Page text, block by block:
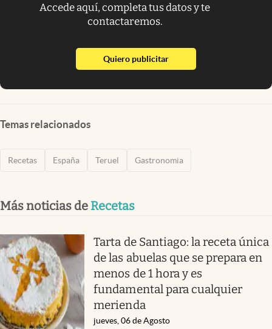
Accede aquí, completa tus datos y te
contactaremos.
Quiero publicitarabre en nueva pestaña
Temas relacionados
Recetas España Teruel Gastronomia
Más noticias de Recetas
Tarta de Santiago: la receta única
de las abuelas que se prepara en
menos de 1 hora y es
fundamental para cualquier
merienda
jueves, 06 de Agosto